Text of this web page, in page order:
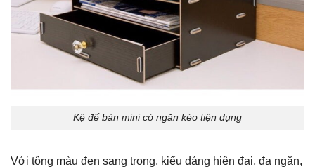
Kệ để bàn mini có ngăn kéo tiện dụng
Với tông màu đen sang trọng, kiểu dáng hiện đại, đa ngăn,